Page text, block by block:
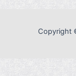
Copyright